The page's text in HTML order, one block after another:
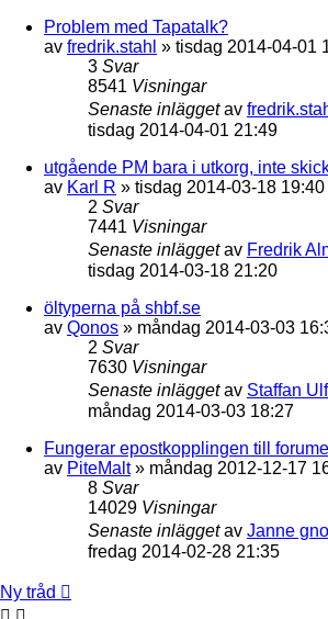
Problem med Tapatalk?
av fredrik.stahl » tisdag 2014-04-01
3 Svar
8541 Visningar
Senaste inläggetav
tisdag 2014-04-01 21:49
utgående PM bara i utkorg, inte
av Karl R » tisdag 2014-03-18 19:40
2 Svar
7441 Visningar
Senaste inläggetav Fredrik
tisdag 2014-03-18 21:20
öltyperna på shbf.se
av Qonos » måndag 2014-03-03
2 Svar
7630 Visningar
Senaste inläggetav Staffan
måndag 2014-03-03 18:27
Fungerar epostkopplingen till
av PiteMalt» måndag 2012-12-17
8 Svar
14029 Visningar
Senaste inläggetav Janne
fredag 2014-02-28 21:35
Ny tråd